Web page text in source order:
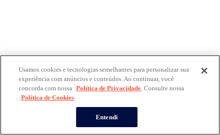
Usamos cookies e tecnologias semelhantes para personalizar sua
experiência com anúncios e conteúdos. Ao continuar, você
concorda com nossa Política de Privacidade. Consulte nossa
Política de Cookies
Entendi